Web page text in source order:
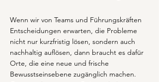
Wenn wir von Teams und Führungskräften
Entscheidungen erwarten, die Probleme
nicht nur kurzfristig lösen, sondern auch
nachhaltig auflösen, dann braucht es dafür
Orte, die eine neue und frische
Bewusstseinsebene zugänglich machen.